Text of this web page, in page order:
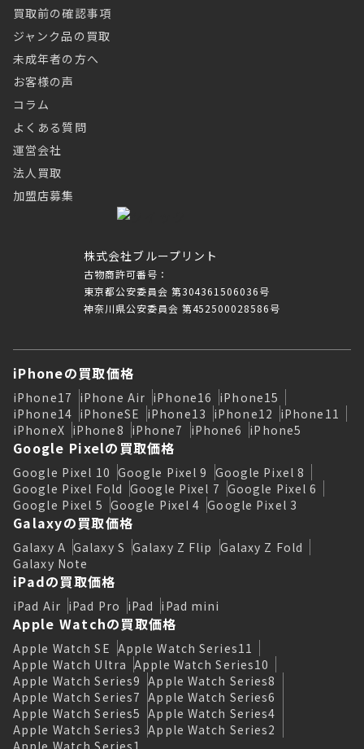
株式会社ブループリント
古物商許可番号：
東京都公安委員会 第304361506036号
神奈川県公安委員会 第452500028586号
買取前の確認事項
ジャンク品の買取
未成年者の方へ
お客様の声
コラム
よくある質問
運営会社
法人買取
加盟店募集
iPhoneの買取価格
iPhone17 iPhone Air iPhone16 iPhone15
iPhone14 iPhoneSE iPhone13 iPhone12 iPhone11
iPhoneX iPhone8 iPhone7 iPhone6 iPhone5
Google Pixelの買取価格
Google Pixel 10 Google Pixel 9 Google Pixel 8
Google Pixel Fold Google Pixel 7 Google Pixel 6
Google Pixel 5 Google Pixel 4 Google Pixel 3
Galaxyの買取価格
Galaxy A Galaxy S Galaxy Z Flip Galaxy Z Fold
Galaxy Note
iPadの買取価格
iPad Air iPad Pro iPad iPad mini
Apple Watchの買取価格
Apple Watch SE Apple Watch Series11
Apple Watch Ultra Apple Watch Series10
Apple Watch Series9 Apple Watch Series8
Apple Watch Series7 Apple Watch Series6
Apple Watch Series5 Apple Watch Series4
Apple Watch Series3 Apple Watch Series2